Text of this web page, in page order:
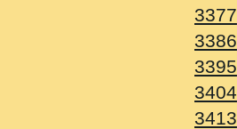
3377
3386
3395
3404
3413